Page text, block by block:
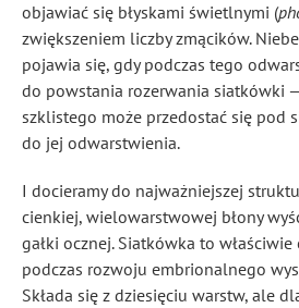
objawiać się błyskami świetlnymi (
zwiększeniem liczby zmącików.
pojawia się, gdy podczas tego
do powstania rozerwania siatkówki —
szklistego może przedostać się pod
do jej odwarstwienia.
I docieramy do najważniejszej
cienkiej, wielowarstwowej błony
gałki ocznej. Siatkówka to właściwie
podczas rozwoju embrionalnego
Składa się z dziesięciu warstw, ale